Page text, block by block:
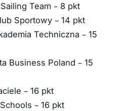
Team – 8 pkt
Sportowy – 14 pkt
Techniczna – 15
Business Poland – 15
– 16 pkt
– 16 pkt